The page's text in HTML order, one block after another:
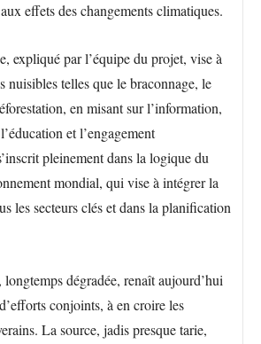
effets des changements climatiques.
expliqué par l’équipe du projet, vise à
nuisibles telles que le braconnage, le
en misant sur l’information,
et l’engagement
pleinement dans la logique du
mondial, qui vise à intégrer la
les secteurs clés et dans la planification
dégradée, renaît aujourd’hui
conjoints, à en croire les
La source, jadis presque tarie,